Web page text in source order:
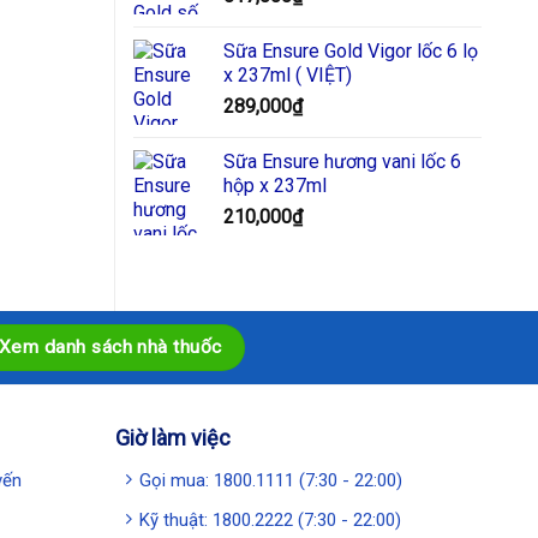
Sữa Ensure Gold Vigor lốc 6 lọ
x 237ml ( VIỆT)
289,000₫
Sữa Ensure hương vani lốc 6
hộp x 237ml
210,000₫
nắp
vi chất
Xem danh sách nhà thuốc
Giờ làm việc
Gọi mua: 1800.1111 (7:30 - 22:00)
Kỹ thuật: 1800.2222 (7:30 - 22:00)